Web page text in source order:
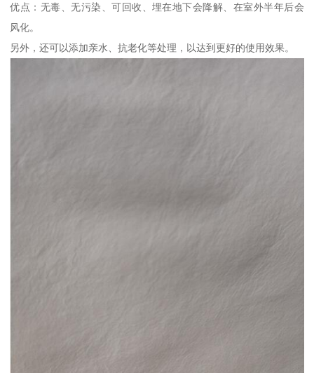
优点：无毒、无污染、可回收、埋在地下会降解、在室外半年后会
风化。
另外，还可以添加亲水、抗老化等处理，以达到更好的使用效果。